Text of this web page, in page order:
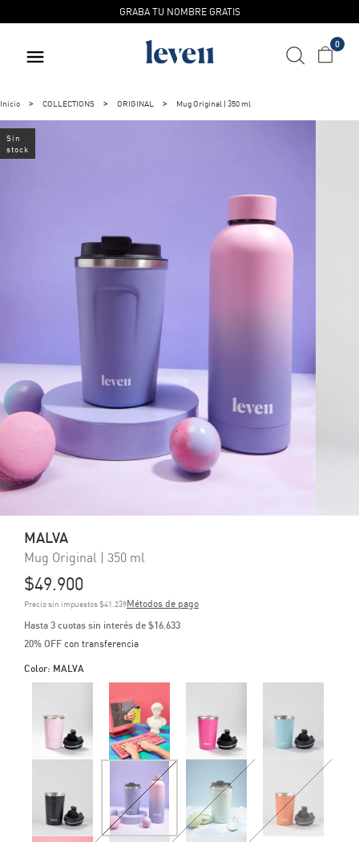
GRABA TU NOMBRE GRATIS
0
Inicio COLLECTIONS ORIGINAL Mug Original | 350 ml
Sin
stock
MALVA
Mug Original | 350 ml
$49.900
Precio sin impuestos$41.239Métodos de pago
3 cuotas sin interés de $16.633
20% OFF con transferencia
Color: MALVA